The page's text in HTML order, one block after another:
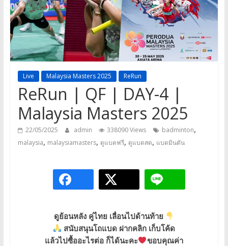
a
game,
It’s
my
life
Live Malaysia Masters 2025 ReRun
ReRun | QF | DAY-4 |
Malaysia Masters 2025
22/05/2025 admin 338090 Views badminton,
malaysia, malaysiamasters, ดูแบดฟรี, ดูแบดสด, แบดมินตัน
ดูย้อนหลัง คู่ไทย เลื่อนไปด้านท้าย
สนับสนุนโถแบด ฝากคลิก เก็บโค้ด
แล้วไปซื้ออะไรต่อ ก็ได้นะคะ
ขอบคุณค่า